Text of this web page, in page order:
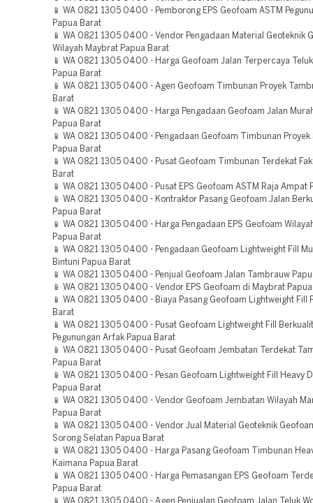
📱 WA 0821 1305 0400 - Pemborong EPS Geofoam ASTM
Papua Barat
📱 WA 0821 1305 0400 - Vendor Pengadaan Material Geoteknik
Wilayah Maybrat Papua Barat
📱 WA 0821 1305 0400 - Harga Geofoam Jalan Terpercaya
Papua Barat
📱 WA 0821 1305 0400 - Agen Geofoam Timbunan Proyek
Barat
📱 WA 0821 1305 0400 - Harga Pengadaan Geofoam Jalan
Papua Barat
📱 WA 0821 1305 0400 - Pengadaan Geofoam Timbunan Proyek
Papua Barat
📱 WA 0821 1305 0400 - Pusat Geofoam Timbunan Terdekat
Barat
📱 WA 0821 1305 0400 - Pusat EPS Geofoam ASTM Raja Ampat
📱 WA 0821 1305 0400 - Kontraktor Pasang Geofoam Jalan
Papua Barat
📱 WA 0821 1305 0400 - Harga Pengadaan EPS Geofoam
Papua Barat
📱 WA 0821 1305 0400 - Pengadaan Geofoam Lightweight Fill
Bintuni Papua Barat
📱 WA 0821 1305 0400 - Penjual Geofoam Jalan Tambrauw
📱 WA 0821 1305 0400 - Vendor EPS Geofoam di Maybrat
📱 WA 0821 1305 0400 - Biaya Pasang Geofoam Lightweight Fill
Barat
📱 WA 0821 1305 0400 - Pusat Geofoam Lightweight Fill
Pegunungan Arfak Papua Barat
📱 WA 0821 1305 0400 - Pusat Geofoam Jembatan Terdekat
Papua Barat
📱 WA 0821 1305 0400 - Pesan Geofoam Lightweight Fill Heavy
Papua Barat
📱 WA 0821 1305 0400 - Vendor Geofoam Jembatan Wilayah
Papua Barat
📱 WA 0821 1305 0400 - Vendor Jual Material Geoteknik
Sorong Selatan Papua Barat
📱 WA 0821 1305 0400 - Harga Pasang Geofoam Timbunan
Kaimana Papua Barat
📱 WA 0821 1305 0400 - Harga Pemasangan EPS Geofoam
Papua Barat
📱 WA 0821 1305 0400 - Agen Penjualan Geofoam Jalan Teluk